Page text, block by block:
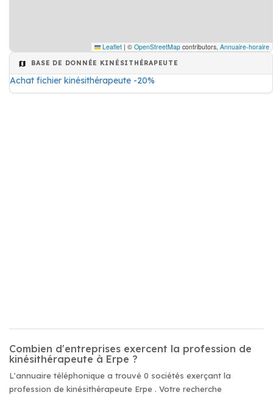
Leaflet | © OpenStreetMap contributors, Annuaire-horaire
BASE DE DONNÉE KINÉSITHÉRAPEUTE
Achat fichier kinésithérapeute -20%
Combien d'entreprises exercent la profession de
kinésithérapeute à Erpe ?
L'annuaire téléphonique a trouvé 0 sociétés exerçant la
profession de kinésithérapeute Erpe . Votre recherche